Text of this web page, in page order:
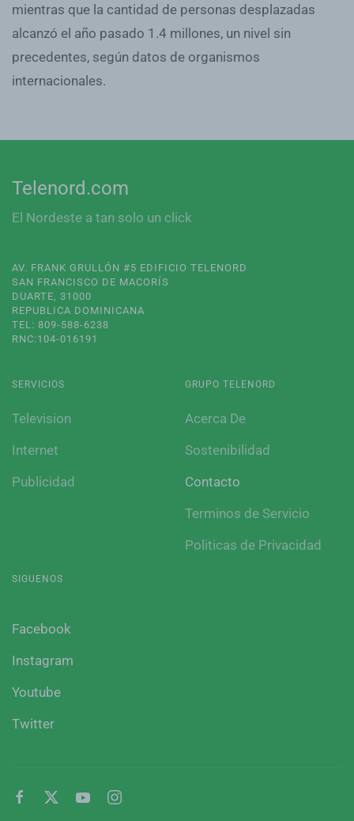
mientras que la cantidad de personas desplazadas
alcanzó el año pasado 1.4 millones, un nivel sin
precedentes, según datos de organismos
internacionales.
Telenord.com
El Nordeste a tan solo un click
AV. FRANK GRULLÓN #5 EDIFICIO TELENORD
SAN FRANCISCO DE MACORÍS
DUARTE, 31000
REPUBLICA DOMINICANA
TEL: 809-588-6238
RNC:104-016191
SERVICIOS
Television
Internet
Publicidad
GRUPO TELENORD
Acerca De
Sostenibilidad
Contacto
Terminos de Servicio
Politicas de Privacidad
SIGUENOS
Facebook
Instagram
Youtube
Twitter